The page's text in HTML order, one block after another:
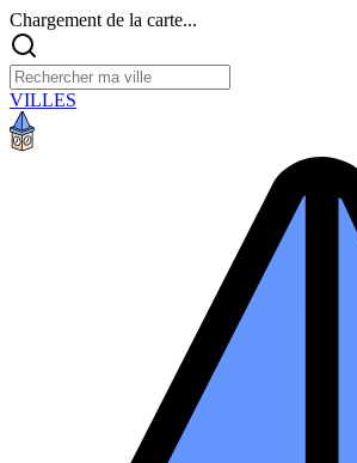
Chargement de la carte...
VILLES